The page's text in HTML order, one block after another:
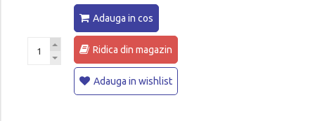
Adauga in cos
Ridica din magazin
Adauga in wishlist